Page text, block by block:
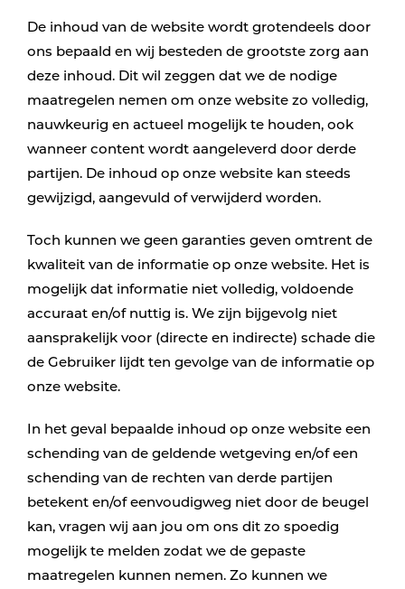
De inhoud van de website wordt grotendeels door
ons bepaald en wij besteden de grootste zorg aan
deze inhoud. Dit wil zeggen dat we de nodige
maatregelen nemen om onze website zo volledig,
nauwkeurig en actueel mogelijk te houden, ook
wanneer content wordt aangeleverd door derde
partijen. De inhoud op onze website kan steeds
gewijzigd, aangevuld of verwijderd worden.
Toch kunnen we geen garanties geven omtrent de
kwaliteit van de informatie op onze website. Het is
mogelijk dat informatie niet volledig, voldoende
accuraat en/of nuttig is. We zijn bijgevolg niet
aansprakelijk voor (directe en indirecte) schade die
de Gebruiker lijdt ten gevolge van de informatie op
onze website.
In het geval bepaalde inhoud op onze website een
schending van de geldende wetgeving en/of een
schending van de rechten van derde partijen
betekent en/of eenvoudigweg niet door de beugel
kan, vragen wij aan jou om ons dit zo spoedig
mogelijk te melden zodat we de gepaste
maatregelen kunnen nemen. Zo kunnen we